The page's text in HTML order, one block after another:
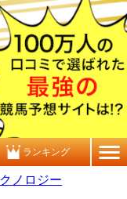
ランキング
ノロジー